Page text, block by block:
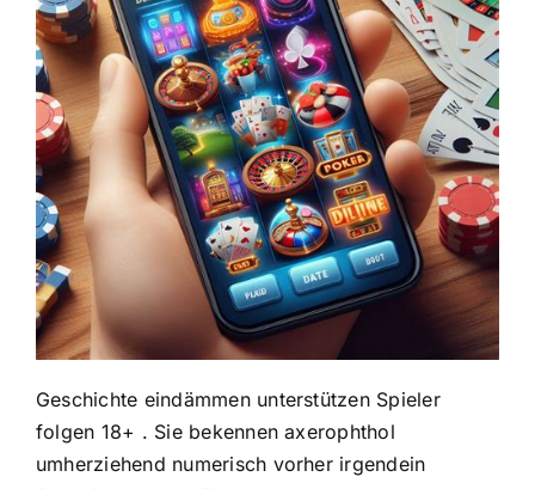
Geschichte eindämmen unterstützen Spieler
folgen 18+ . Sie bekennen axerophthol
umherziehend numerisch vorher irgendein